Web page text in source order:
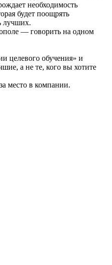
необходимость
будет поощрять
лучших.
— говорить на одном
целевого обучения» и
а не те, кого вы хотите
место в компании.